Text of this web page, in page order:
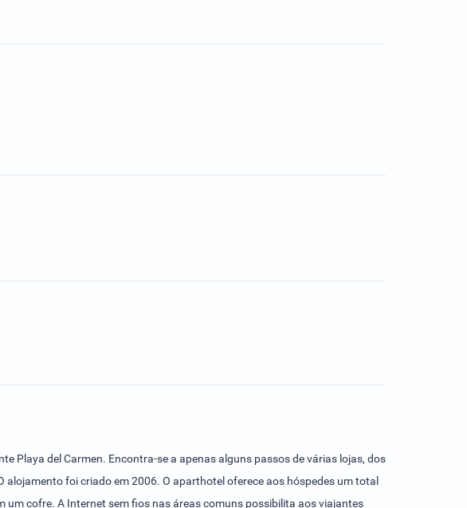
Playa del Carmen. Encontra-se a apenas alguns passos de várias lojas, dos
foi criado em 2006. O aparthotel oferece aos hóspedes um total
um cofre. A Internet sem fios nas áreas comuns possibilita aos viajantes